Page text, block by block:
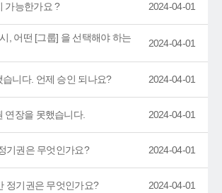
가능한가요 ? 2024-04-01
, 어떤 [그룹] 을 선택해야 하는
2024-04-01
니다. 언제 승인 되나요? 2024-04-01
연장을 못했습니다. 2024-04-01
기권은 무엇인가요? 2024-04-01
정기권은 무엇인가요? 2024-04-01